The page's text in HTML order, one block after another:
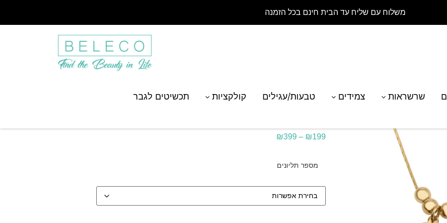
משלוח עם שליח עד הבית חינם בכל הזמנה
שרשראות צמידים טבעות/עגילים קולקציות תכשיטים לגבר תליוני ילדים עם חריטת שמות ברוסית
₪199
–
₪399
מספר תליונים